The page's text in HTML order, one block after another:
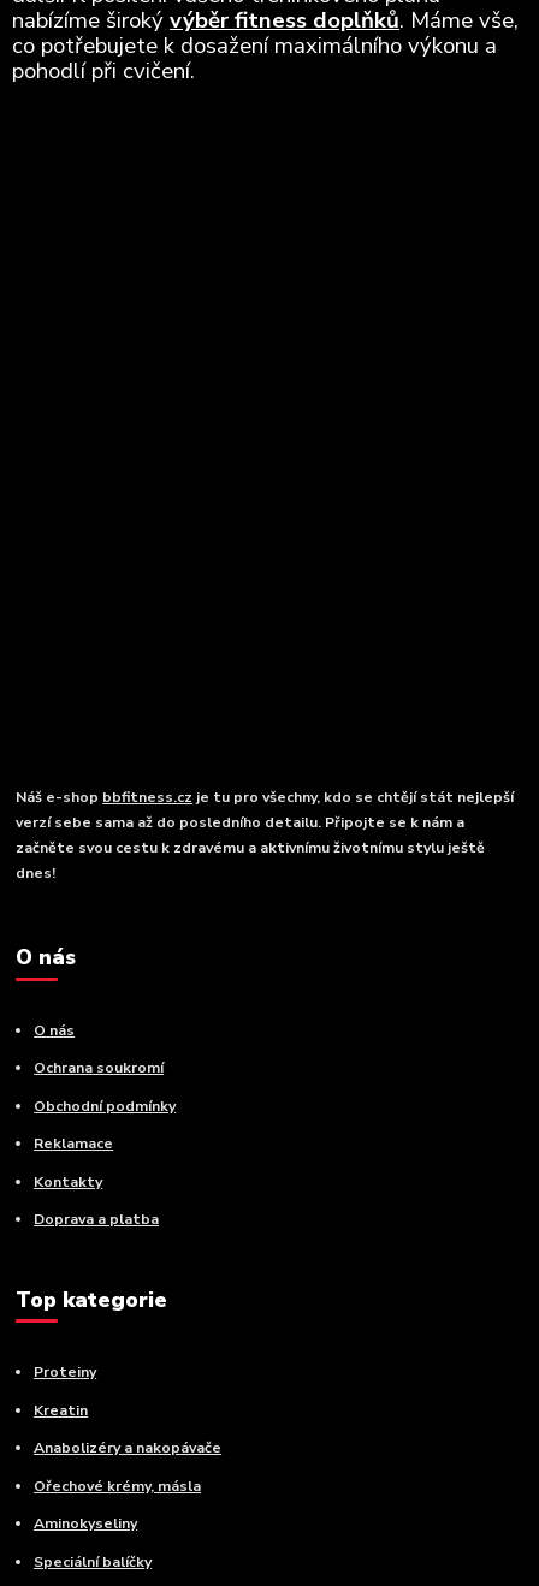
nabízíme širokývýběr fitness doplňků. Máme vše,
co potřebujete k dosažení maximálního výkonu a
pohodlí při cvičení.
Náš e-shop bbfitness.cz je tu pro všechny, kdo se chtějí stát nejlepší
verzí sebe sama až do posledního detailu. Připojte se k nám a
začněte svou cestu k zdravému a aktivnímu životnímu stylu ještě
dnes!
O nás
O nás
Ochrana soukromí
Obchodní podmínky
Reklamace
Kontakty
Doprava a platba
Top kategorie
Proteiny
Kreatin
Anabolizéry a nakopávače
Ořechové krémy, másla
Aminokyseliny
Speciální balíčky